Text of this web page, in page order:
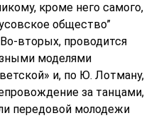
кроме него самого,
общество”
вторых, проводится
моделями
и, по Ю. Лотману,
за танцами,
передовой молодежи